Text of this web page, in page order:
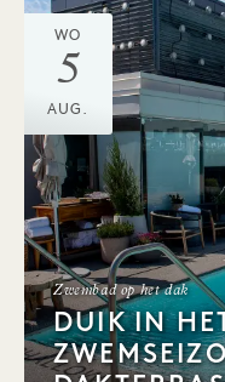
WO
5
AUG.
Zwembad op het dak
DUIK IN